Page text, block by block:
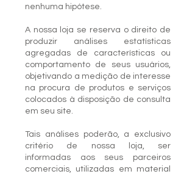
nenhuma hipótese.
A nossa loja se reserva o direito de
produzir análises estatísticas
agregadas de características ou
comportamento de seus usuários,
objetivando a medição de interesse
na procura de produtos e serviços
colocados à disposição de consulta
em seu site.
Tais análises poderão, a exclusivo
critério de nossa loja, ser
informadas aos seus parceiros
comerciais, utilizadas em material